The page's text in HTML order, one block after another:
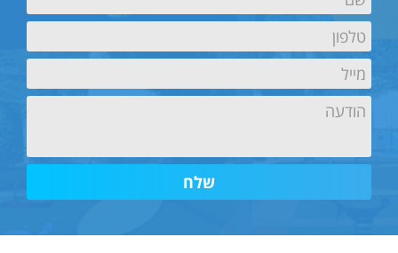
ראשון
Phone
ראשון
Email
ראשון
Untitled